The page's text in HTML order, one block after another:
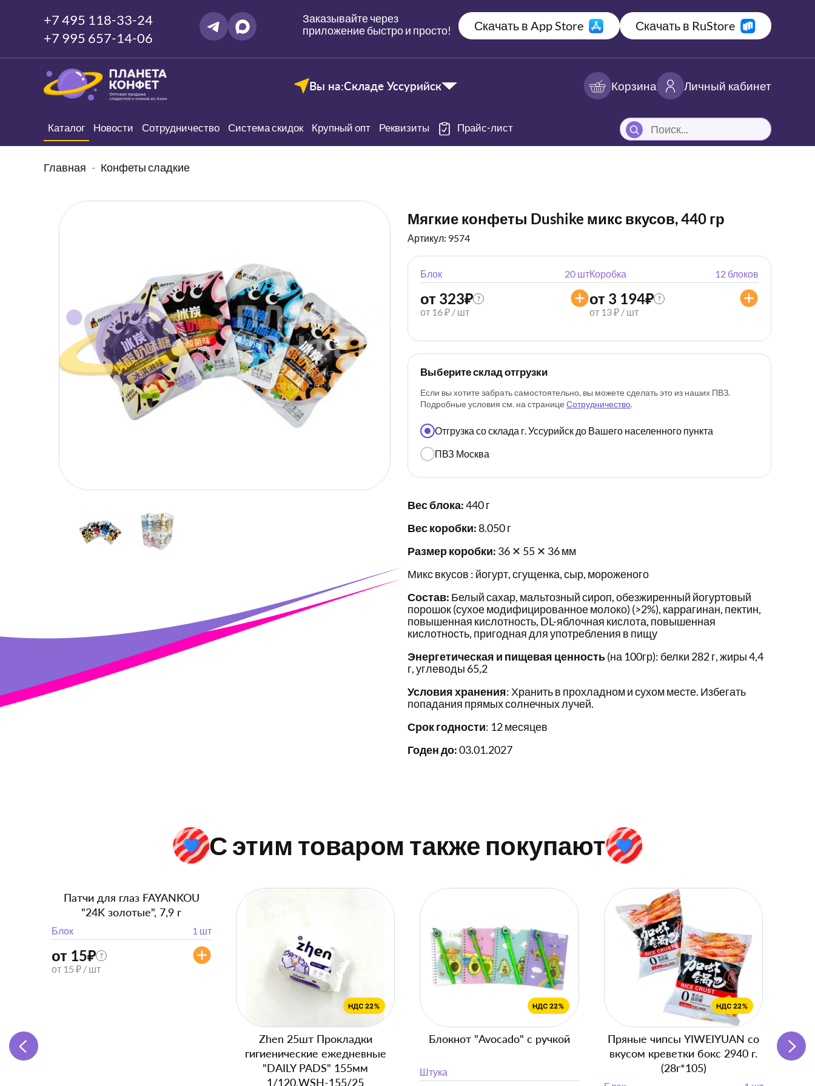
+7 495 118-33-24
+7 995 657-14-06
Заказывайте через
приложение быстро и просто!
Скачать в App Store Скачать в RuStore
Вы на:Складе Уссурийск Корзина Личный кабинет
Каталог Новости Сотрудничество Система скидок Крупный опт Реквизиты Прайс-лист
Главная Конфеты сладкие
Мягкие конфеты Dushike микс вкусов, 440 гр
Артикул: 9574
Блок 20 шт
от 323₽ ?
от 16 ₽ / шт
Коробка 12 блоков
от 3 194₽ ?
от 13 ₽ / шт
Выберите склад отгрузки
Если вы хотите забрать самостоятельно, вы можете сделать это из наших ПВЗ.
Подробные условия см. на странице Сотрудничество.
Отгрузка со склада г. Уссурийск до Вашего населенного пункта
ПВЗ Москва
Вес блока:440 г
Вес коробки:8.050 г
Размер коробки: 36 ✕ 55 ✕ 36 мм
Микс вкусов : йогурт, сгущенка, сыр, мороженого
Состав: Белый сахар, мальтозный сироп, обезжиренный йогуртовый
порошок (сухое модифицированное молоко) (>2%), каррагинан, пектин,
повышенная кислотность, DL-яблочная кислота, повышенная
кислотность, пригодная для употребления в пищу
Энергетическая и пищевая ценность(на 100гр): белки 282 г, жиры 4,4
г, углеводы 65,2
Условия хранения: Хранить в прохладном и сухом месте. Избегать
попадания прямых солнечных лучей.
Срок годности: 12 месяцев
Годен до:03.01.2027
С этим товаром также покупают
Патчи для глаз FAYANKOU
"24K золотые", 7,9 г
Блок 1 шт
от 15₽ ?
от 15 ₽ / шт
Zhen 25шт Прокладки
гигиенические ежедневные
"DAILY PADS" 155мм
1/120,WSH-155/25
Блокнот "Avocado" с ручкой
Штука
Пряные чипсы YIWEIYUAN со
вкусом креветки бокс 2940 г.
(28г*105)